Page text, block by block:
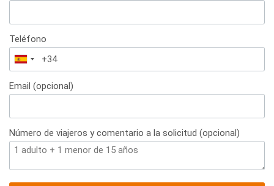
Teléfono
España
+34
Email (opcional)
Número de viajeros y comentario a la solicitud (opcional)